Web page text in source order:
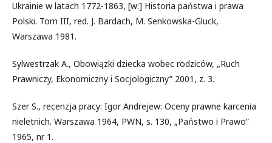
Ukrainie w latach 1772-1863, [w:] Historia państwa i prawa
Polski. Tom III, red. J. Bardach, M. Senkowska-Gluck,
Warszawa 1981.
Sylwestrzak A., Obowiązki dziecka wobec rodziców, „Ruch
Prawniczy, Ekonomiczny i Socjologiczny” 2001, z. 3.
Szer S., recenzja pracy: Igor Andrejew: Oceny prawne karcenia
nieletnich. Warszawa 1964, PWN, s. 130, „Państwo i Prawo”
1965, nr 1.